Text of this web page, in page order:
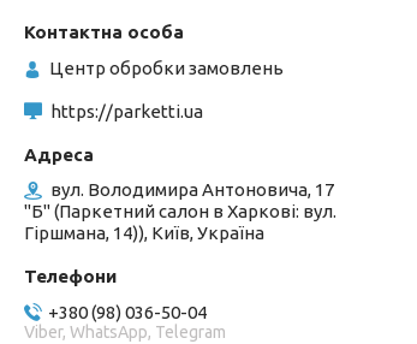
Центр обробки замовлень
https://parketti.ua
вул. Володимира Антоновича, 17
"Б" (Паркетний салон в Харкові: вул.
Гіршмана, 14)), Київ, Україна
+380 (98) 036-50-04
Viber, WhatsApp, Telegram